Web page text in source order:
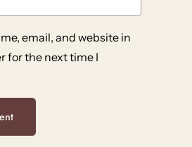
email, and website in
for the next time I